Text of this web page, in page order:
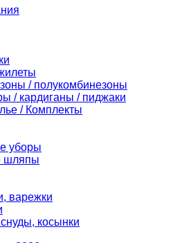
/ полукомбинезоны
/ кардиганы / пиджаки
/ Комплекты
уборы
шляпы
варежки
косынки